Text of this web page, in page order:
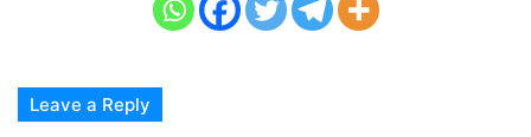
Leave a Reply